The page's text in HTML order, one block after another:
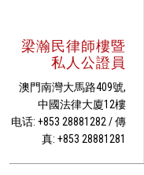
梁瀚民律師樓暨
私人公證員
澳門南灣大馬路409號,
中國法律大廈12樓
电话: +853 28881282 / 傳
真: +853 28881281